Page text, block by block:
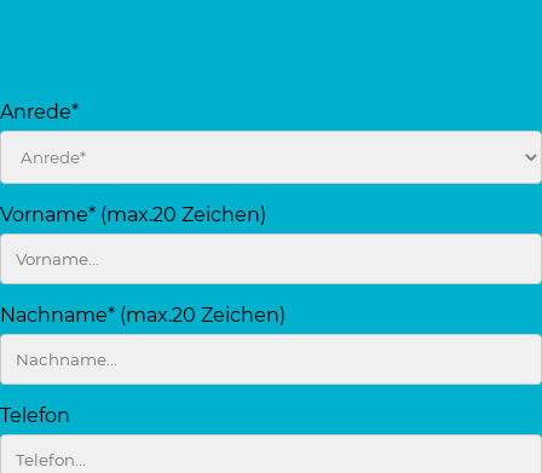
Anrede*
Vorname* (max.20 Zeichen)
Nachname* (max.20 Zeichen)
Telefon